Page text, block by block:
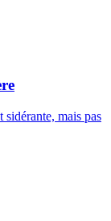
sidérante, mais pas